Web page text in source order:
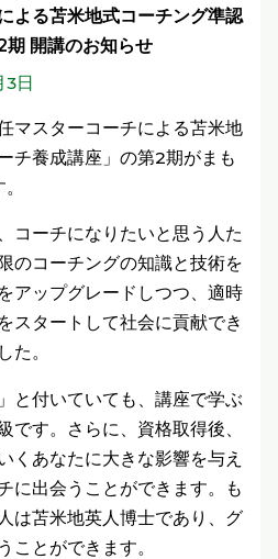
よる苫米地式コーチング準認
期 開講のお知らせ
日
マスターコーチによる苫米地
チ養成講座」の第2期がまも
コーチになりたいと思う人た
のコーチングの知識と技術を
アップグレードしつつ、適時
スタートして社会に貢献でき
た。
と付いていても、講座で学ぶ
です。さらに、資格取得後、
くあなたに大きな影響を与え
に出会うことができます。も
は苫米地英人博士であり、グ
ことができます。